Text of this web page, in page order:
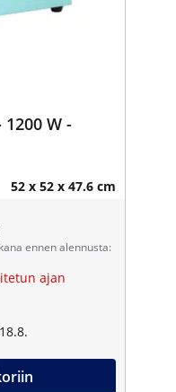
W -
52 x 52 x 47.6 cm
ennen alennusta:
ajan